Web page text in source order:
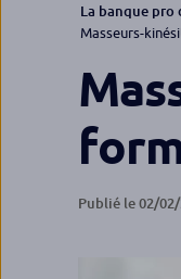
La banque pro
Masseurs-
Publié le 02/